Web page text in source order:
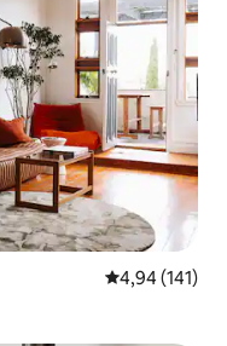
Note
4,94 (141)